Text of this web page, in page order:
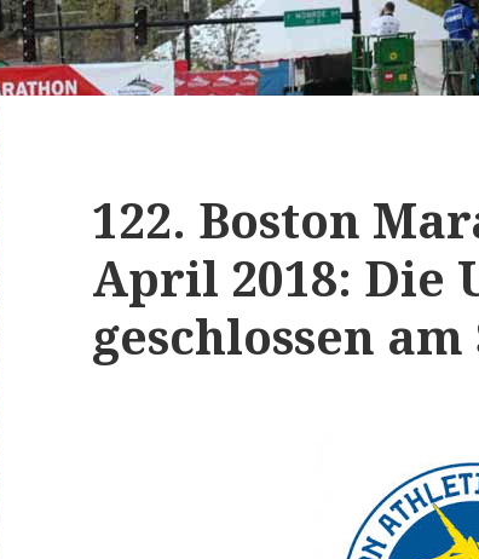
122. Boston
April 2018: Die
geschlossen